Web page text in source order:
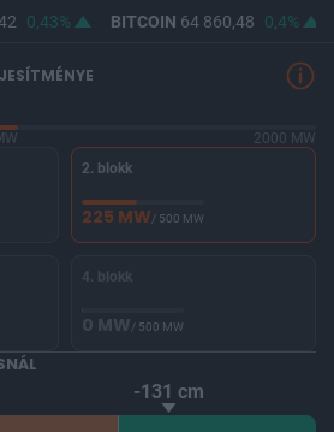
BITCOIN 64 860,48 0,4% BUX 148
2000 MW
2. blokk
225 MW/ 500 MW
4. blokk
0 MW/ 500 MW
-131 cm